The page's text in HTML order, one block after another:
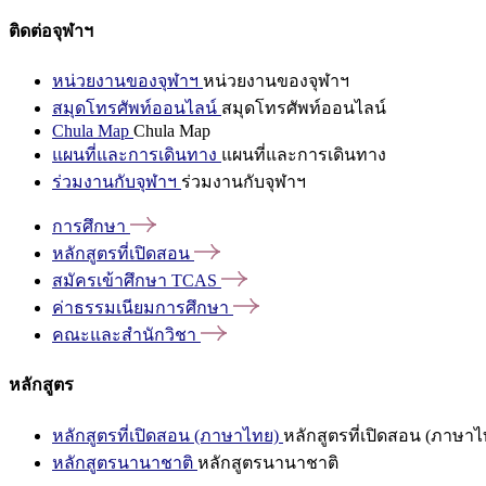
ติดต่อจุฬาฯ
หน่วยงานของจุฬาฯ หน่วยงานของจุฬาฯ
สมุดโทรศัพท์ออนไลน์ สมุดโทรศัพท์ออนไลน์
Chula Map Chula Map
แผนที่และการเดินทาง แผนที่และการเดินทาง
ร่วมงานกับจุฬาฯ ร่วมงานกับจุฬาฯ
การศึกษา
หลักสูตรที่เปิดสอน
สมัครเข้าศึกษา TCAS
ค่าธรรมเนียมการศึกษา
คณะและสำนักวิชา
หลักสูตร
หลักสูตรที่เปิดสอน (ภาษาไทย) หลักสูตรที่เปิดสอน (ภาษาไ
หลักสูตรนานาชาติ หลักสูตรนานาชาติ